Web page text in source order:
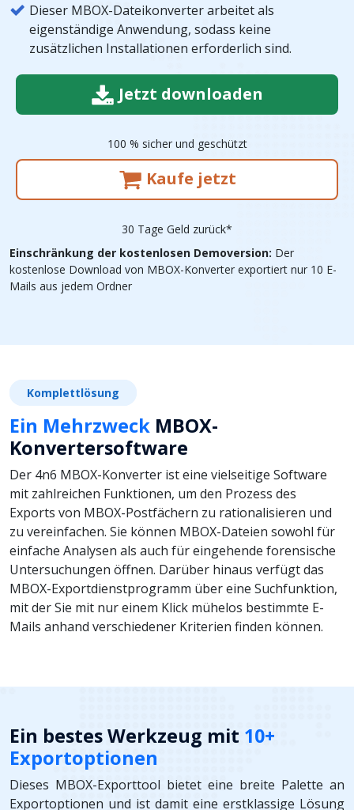
Dieser MBOX-Dateikonverter arbeitet als
eigenständige Anwendung, sodass keine
zusätzlichen Installationen erforderlich sind.
Jetzt downloaden
100 % sicher und geschützt
Kaufe jetzt
30 Tage Geld zurück*
Einschränkung der kostenlosen Demoversion: Der
kostenlose Download von MBOX-Konverter exportiert nur 10 E-
Mails aus jedem Ordner
Komplettlösung
Ein Mehrzweck MBOX-
Konvertersoftware
Der 4n6 MBOX-Konverter ist eine vielseitige Software
mit zahlreichen Funktionen, um den Prozess des
Exports von MBOX-Postfächern zu rationalisieren und
zu vereinfachen. Sie können MBOX-Dateien sowohl für
einfache Analysen als auch für eingehende forensische
Untersuchungen öffnen. Darüber hinaus verfügt das
MBOX-Exportdienstprogramm über eine Suchfunktion,
mit der Sie mit nur einem Klick mühelos bestimmte E-
Mails anhand verschiedener Kriterien finden können.
Ein bestes Werkzeug mit 10+
Exportoptionen
Dieses MBOX-Exporttool bietet eine breite Palette an
Exportoptionen und ist damit eine erstklassige Lösung